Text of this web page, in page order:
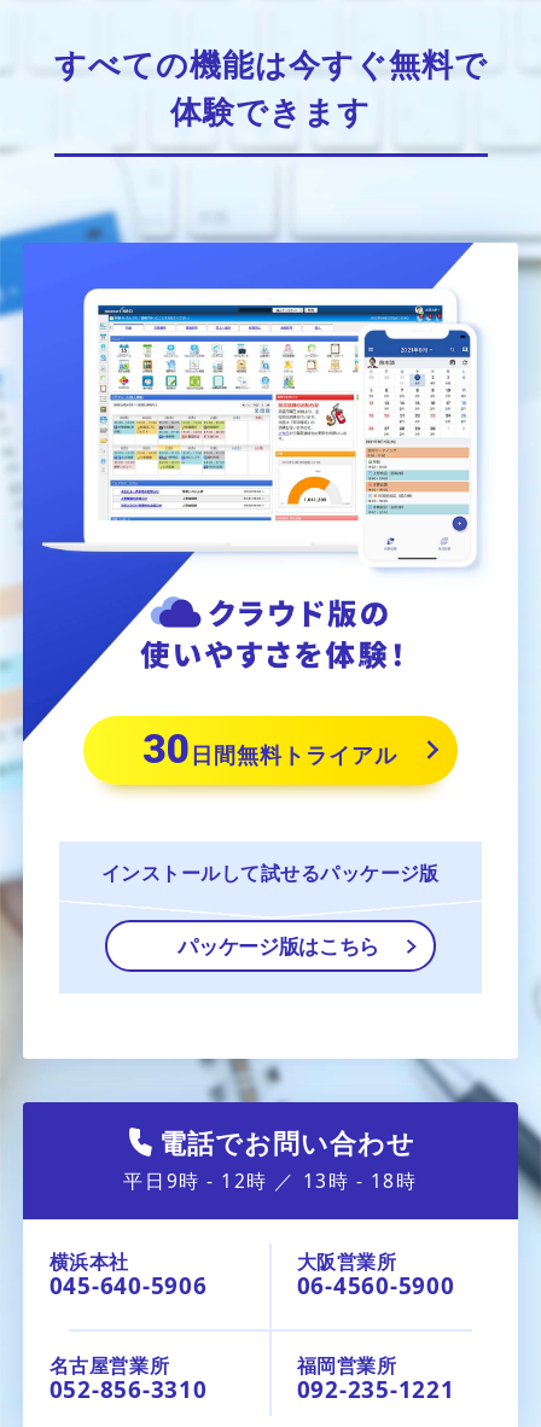
すべての機能は今すぐ無料で
体験できます
30日間無料トライアル
インストールして試せるパッケージ版
パッケージ版はこちら
電話でお問い合わせ
平日9時 - 12時 ／ 13時 - 18時
横浜本社
045-640-5906
大阪営業所
06-4560-5900
名古屋営業所
052-856-3310
福岡営業所
092-235-1221